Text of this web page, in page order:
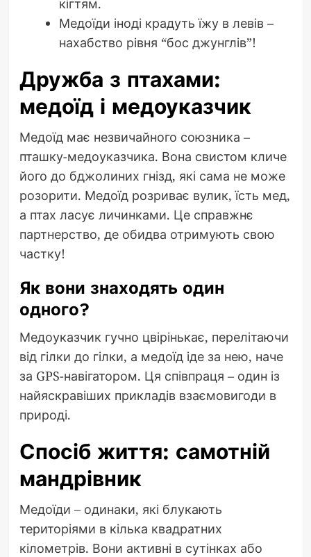
кігтям.
Медоїди іноді крадуть їжу в левів –
нахабство рівня “бос джунглів”!
Дружба з птахами:
медоїд і медоуказчик
Медоїд має незвичайного союзника –
пташку-медоуказчика. Вона свистом кличе
його до бджолиних гнізд, які сама не може
розорити. Медоїд розриває вулик, їсть мед,
а птах ласує личинками. Це справжнє
партнерство, де обидва отримують свою
частку!
Як вони знаходять один
одного?
Медоуказчик гучно цвірінькає, перелітаючи
від гілки до гілки, а медоїд іде за нею, наче
за GPS-навігатором. Ця співпраця – один із
найяскравіших прикладів взаємовигоди в
природі.
Спосіб життя: самотній
мандрівник
Медоїди – одинаки, які блукають
територіями в кілька квадратних
кілометрів. Вони активні в сутінках або